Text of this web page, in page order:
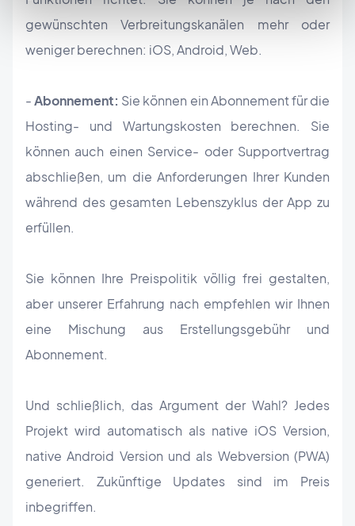
gewünschten Verbreitungskanälen mehr oder
weniger berechnen: iOS, Android, Web.
-Abonnement: Sie können ein Abonnement für die
Hosting- und Wartungskosten berechnen. Sie
können auch einen Service- oder Supportvertrag
abschließen, um die Anforderungen Ihrer Kunden
während des gesamten Lebenszyklus der App zu
erfüllen.
Sie können Ihre Preispolitik völlig frei gestalten,
aber unserer Erfahrung nach empfehlen wir Ihnen
eine Mischung aus Erstellungsgebühr und
Abonnement.
Und schließlich, das Argument der Wahl? Jedes
Projekt wird automatisch als native iOS Version,
native Android Version und als Webversion (PWA)
generiert. Zukünftige Updates sind im Preis
inbegriffen.